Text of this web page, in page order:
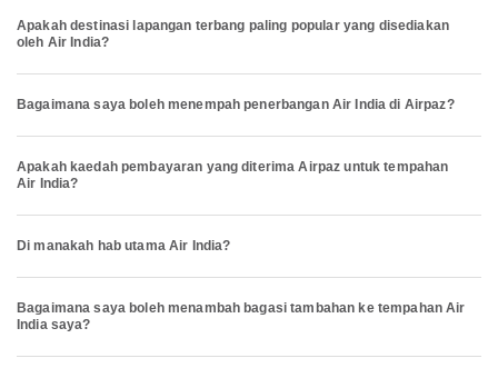
Apakah destinasi lapangan terbang paling popular yang disediakan
oleh Air India?
Bagaimana saya boleh menempah penerbangan Air India di Airpaz?
Apakah kaedah pembayaran yang diterima Airpaz untuk tempahan
Air India?
Di manakah hab utama Air India?
Bagaimana saya boleh menambah bagasi tambahan ke tempahan Air
India saya?